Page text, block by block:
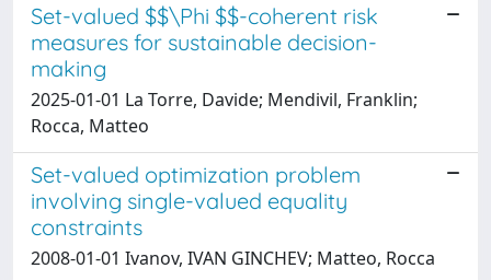
Set-valued $$\Phi $$-coherent risk
measures for sustainable decision-
making
2025-01-01 La Torre, Davide; Mendivil, Franklin;
Rocca, Matteo
Set-valued optimization problem
involving single-valued equality
constraints
2008-01-01 Ivanov, IVAN GINCHEV; Matteo, Rocca